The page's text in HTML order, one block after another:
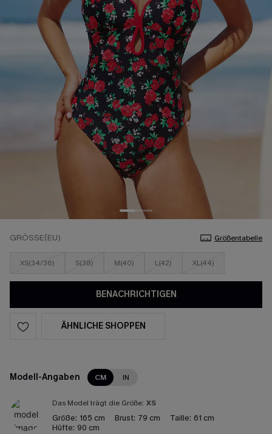
GRÖSSE(EU) Größentabelle
XS(34/36) S(38) M(40) L(42) XL(44)
BENACHRICHTIGEN
ÄHNLICHE SHOPPEN
Modell-Angaben CM IN
Das Model trägt die Größe: XS
Größe: 165 cm Brust: 79 cm Taille: 61 cm
Hüfte: 90 cm